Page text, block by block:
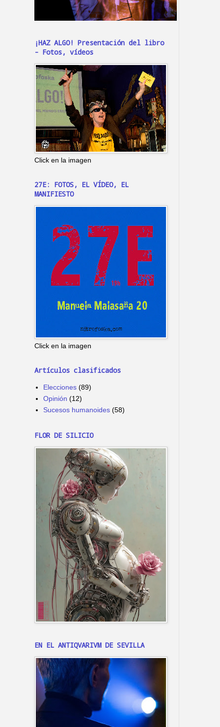
¡HAZ ALGO! Presentación del libro
- Fotos, vídeos
Click en la imagen
27E: FOTOS, EL VÍDEO, EL
MANIFIESTO
Click en la imagen
Artículos clasificados
Elecciones (89)
Opinión (12)
Sucesos humanoides (58)
FLOR DE SILICIO
EN EL ANTIQVARIVM DE SEVILLA